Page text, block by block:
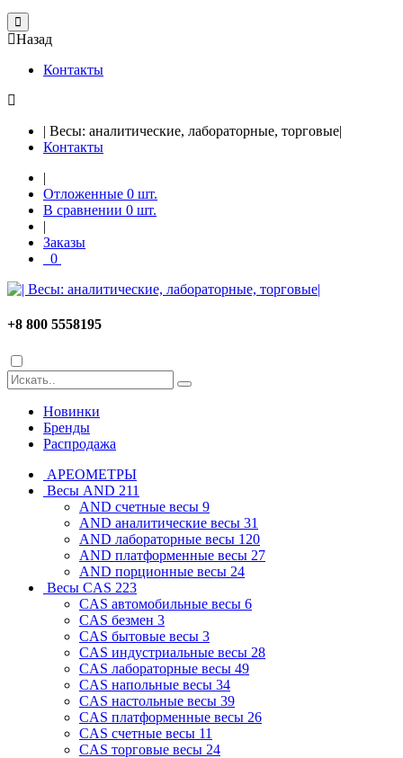
Close
Назад
Контакты
| Весы: аналитические, лабораторные, торговые|
Контакты
|
Отложенные 0 шт.
В сравнении 0 шт.
|
Заказы
0
+8 800 5558195
Новинки
Бренды
Распродажа
АРЕОМЕТРЫ
Весы AND 211
AND cчетные весы 9
AND аналитические весы 31
AND лабораторные весы 120
AND платформенные весы 27
AND порционные весы 24
Весы CAS 223
CAS автомобильные весы 6
CAS безмен 3
CAS бытовые весы 3
CAS индустриальные весы 28
CAS лабораторные весы 49
CAS напольные весы 34
CAS настольные весы 39
CAS платформенные весы 26
CAS счетные весы 11
CAS торговые весы 24